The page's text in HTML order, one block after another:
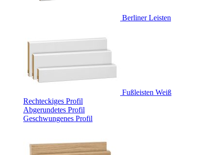
Berliner Leisten
Fußleisten Weiß
Rechteckiges Profil
Abgerundetes Profil
Geschwungenes Profil